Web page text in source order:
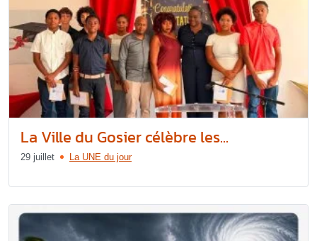
La Ville du Gosier célèbre les...
29 juillet La UNE du jour